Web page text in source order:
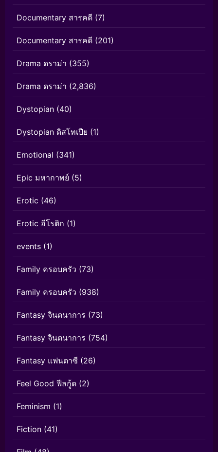
Documentary สารคดี (7)
Documentary สารคดี (201)
Drama ดราม่า (355)
Drama ดราม่า (2,836)
Dystopian (40)
Dystopian ดิสโทเปีย (1)
Emotional (341)
Epic มหากาพย์ (5)
Erotic (46)
Erotic อีโรติก (1)
events (1)
Family ครอบครัว (73)
Family ครอบครัว (938)
Fantasy จินตนาการ (73)
Fantasy จินตนาการ (754)
Fantasy แฟนตาซี (26)
Feel Good ฟีลกู้ด (2)
Feminism (1)
Fiction (41)